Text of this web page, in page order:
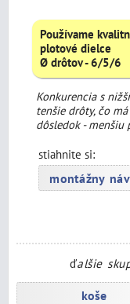
Používame
plotové dielce
Ø drôtov - 6/5/6
Konkurencia s
tenšie drôty, čo
dôsledok - menšiu
stiahnite si:
montážny
ďalšie
koše